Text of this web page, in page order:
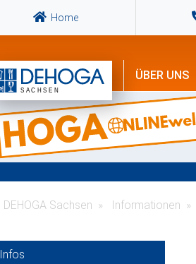
Home
ÜBER UNS
DEHOGA Sachsen Informationen
Infos